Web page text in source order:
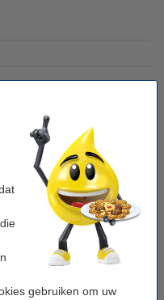
gebruiken om uw
projectmap met